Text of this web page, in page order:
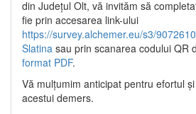
din Județul Olt, vă invităm să
fie prin accesarea link-ului
https://survey.alchemer.eu/s3/
Slatina sau prin scanarea codului QR
format PDF.
Vă mulţumim anticipat pentru efortul
acestui demers.